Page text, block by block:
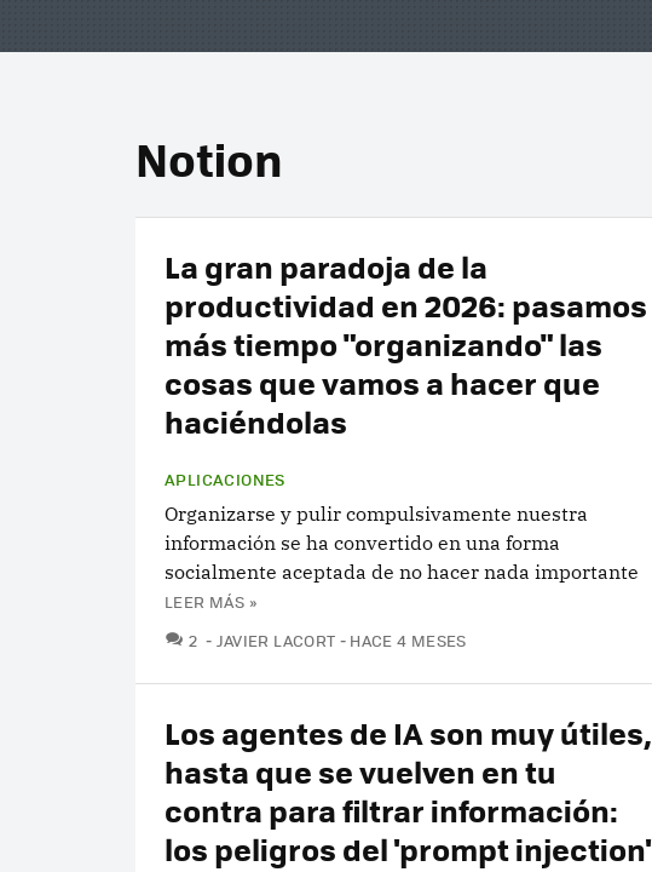
Notion
La gran paradoja de la
productividad en 2026: pasamos
más tiempo "organizando" las
cosas que vamos a hacer que
haciéndolas
APLICACIONES
Organizarse y pulir compulsivamente nuestra
información se ha convertido en una forma
socialmente aceptada de no hacer nada importante
LEER MÁS »
2 COMENTARIOS
JAVIER LACORT HACE 4 MESES
Los agentes de IA son muy útiles,
hasta que se vuelven en tu
contra para filtrar información:
los peligros del 'prompt injection'